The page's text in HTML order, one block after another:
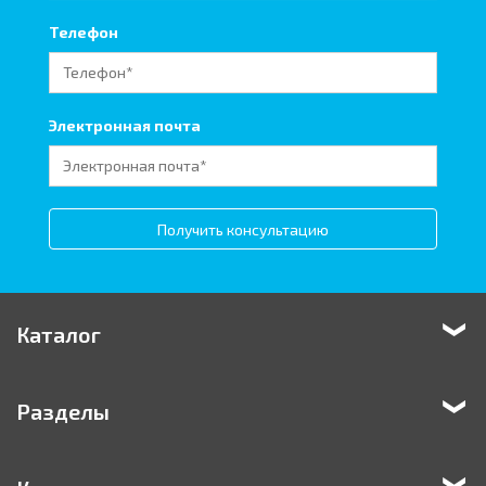
Телефон
Электронная почта
Получить консультацию
Каталог
Разделы